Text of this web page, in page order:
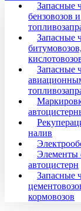
Запасные
бензовозов и
Запасные
Запасные
налив
Элементы
автоцистерн
Запасные
кормовозов